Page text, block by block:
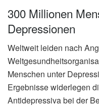
300 Millionen
Depressionen
Weltweit leiden nach
Menschen unter
Ergebnisse widerlegen
Antidepressiva bei der